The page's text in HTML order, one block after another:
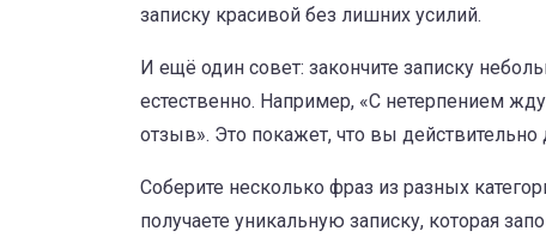
записку красивой без лишних усилий.
И ещё один совет: закончите записку
естественно. Например, «С нетерпением
отзыв». Это покажет, что вы действительно
Соберите несколько фраз из разных
получаете уникальную записку, которая